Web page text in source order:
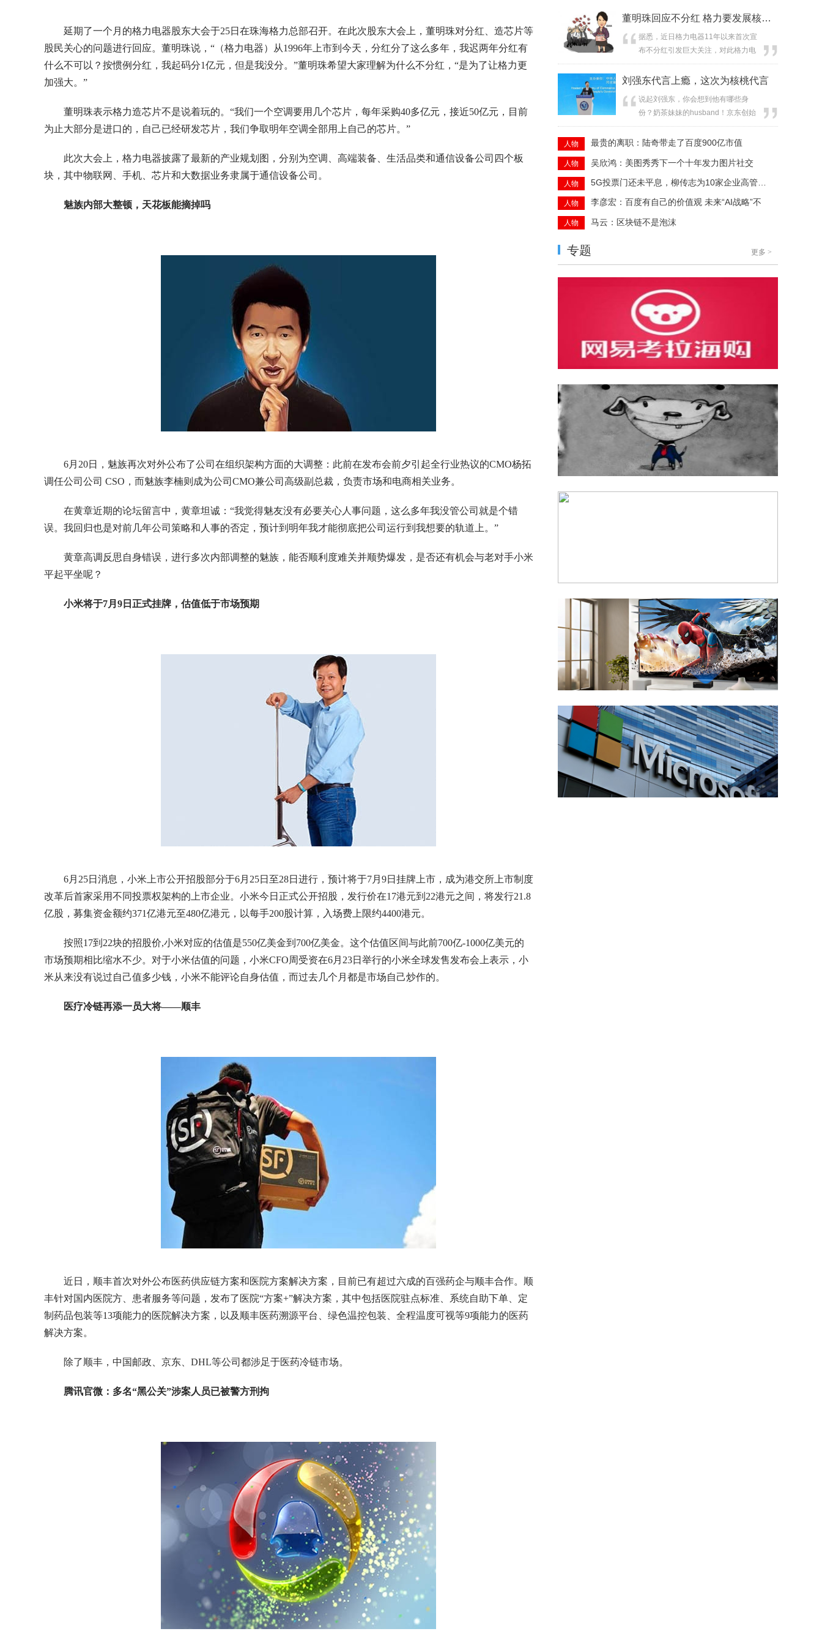
延期了一个月的格力电器股东大会于25日在珠海格力总部召开。在此次股东大会上，董明珠对分红、造芯片等
股民关心的问题进行回应。董明珠说，“（格力电器）从1996年上市到今天，分红分了这么多年，我迟两年分红有
什么不可以？按惯例分红，我起码分1亿元，但是我没分。”董明珠希望大家理解为什么不分红，“是为了让格力更
加强大。”
董明珠表示格力造芯片不是说着玩的。“我们一个空调要用几个芯片，每年采购40多亿元，接近50亿元，目前
为止大部分是进口的，自己已经研发芯片，我们争取明年空调全部用上自己的芯片。”
此次大会上，格力电器披露了最新的产业规划图，分别为空调、高端装备、生活品类和通信设备公司四个板
块，其中物联网、手机、芯片和大数据业务隶属于通信设备公司。
魅族内部大整顿，天花板能摘掉吗
6月20日，魅族再次对外公布了公司在组织架构方面的大调整：此前在发布会前夕引起全行业热议的CMO杨拓
调任公司公司 CSO，而魅族李楠则成为公司CMO兼公司高级副总裁，负责市场和电商相关业务。
在黄章近期的论坛留言中，黄章坦诚：“我觉得魅友没有必要关心人事问题，这么多年我没管公司就是个错
误。我回归也是对前几年公司策略和人事的否定，预计到明年我才能彻底把公司运行到我想要的轨道上。”
黄章高调反思自身错误，进行多次内部调整的魅族，能否顺利度难关并顺势爆发，是否还有机会与老对手小米
平起平坐呢？
小米将于7月9日正式挂牌，估值低于市场预期
6月25日消息，小米上市公开招股部分于6月25日至28日进行，预计将于7月9日挂牌上市，成为港交所上市制度
改革后首家采用不同投票权架构的上市企业。小米今日正式公开招股，发行价在17港元到22港元之间，将发行21.8
亿股，募集资金额约371亿港元至480亿港元，以每手200股计算，入场费上限约4400港元。
按照17到22块的招股价,小米对应的估值是550亿美金到700亿美金。这个估值区间与此前700亿-1000亿美元的
市场预期相比缩水不少。对于小米估值的问题，小米CFO周受资在6月23日举行的小米全球发售发布会上表示，小
米从来没有说过自己值多少钱，小米不能评论自身估值，而过去几个月都是市场自己炒作的。
医疗冷链再添一员大将——顺丰
近日，顺丰首次对外公布医药供应链方案和医院方案解决方案，目前已有超过六成的百强药企与顺丰合作。顺
丰针对国内医院方、患者服务等问题，发布了医院“方案+”解决方案，其中包括医院驻点标准、系统自助下单、定
制药品包装等13项能力的医院解决方案，以及顺丰医药溯源平台、绿色温控包装、全程温度可视等9项能力的医药
解决方案。
除了顺丰，中国邮政、京东、DHL等公司都涉足于医药冷链市场。
腾讯官微：多名“黑公关”涉案人员已被警方刑拘
董明珠回应不分红 格力要发展核心技术
据悉，近日格力电器11年以来首次宣
布不分红引发巨大关注，对此格力电
器董事长董明珠在接受央视财经专访
时进行了...
刘强东代言上瘾，这次为核桃代言
说起刘强东，你会想到他有哪些身
份？奶茶妹妹的husband！京东创始
人兼CEO ！...
人物 最贵的离职：陆奇带走了百度900亿市值
人物 吴欣鸿：美图秀秀下一个十年发力图片社交
人物
人物 李彦宏：百度有自己的价值观 未来“AI战略”不
人物 马云：区块链不是泡沫
专题 更多 >